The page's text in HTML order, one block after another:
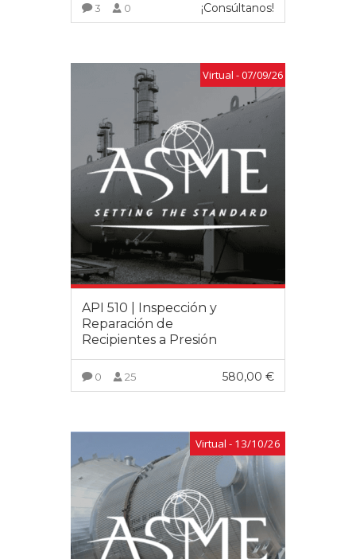
3 0 ¡Consúltanos!
Virtual - 07/09/26
API 510 | Inspección y
Reparación de
Recipientes a Presión
0 25 580,00 €
Virtual - 13/10/26